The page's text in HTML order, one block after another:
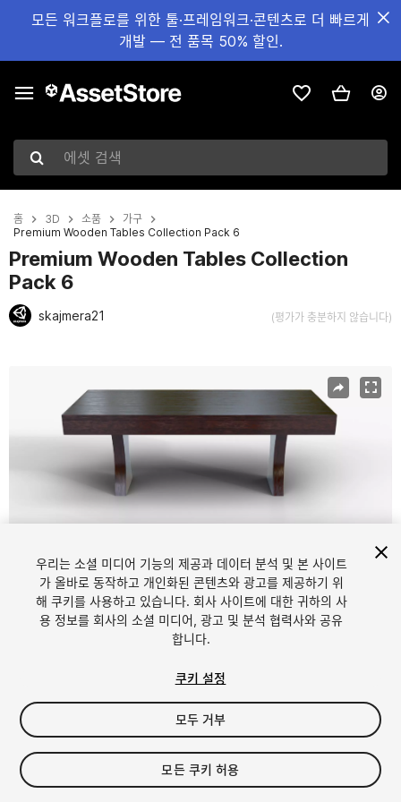
모든 워크플로를 위한 툴·프레임워크·콘텐츠로 더 빠르게
개발 — 전 품목 50% 할인.
에셋 검색
홈 3D 소품
가구
Premium Wooden Tables Collection Pack 6
Premium Wooden Tables Collection
Pack 6
skajmera21 (평가가 충분하지 않습니다)
1/10
$8.29
세금/부가세는 결제 시 반영됩니다.
우리는 소셜 미디어 기능의 제공과 데이터 분석 및 본 사이트
가 올바로 동작하고 개인화된 콘텐츠와 광고를 제공하기 위
해 쿠키를 사용하고 있습니다. 회사 사이트에 대한 귀하의 사
용 정보를 회사의 소셜 미디어, 광고 및 분석 협력사와 공유
합니다.
쿠키 설정
모두 거부
모든 쿠키 허용